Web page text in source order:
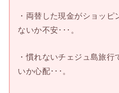
・両替した現金がショッピ
ないか不安･･･。
・慣れないチェジュ島旅
いか心配･･･。